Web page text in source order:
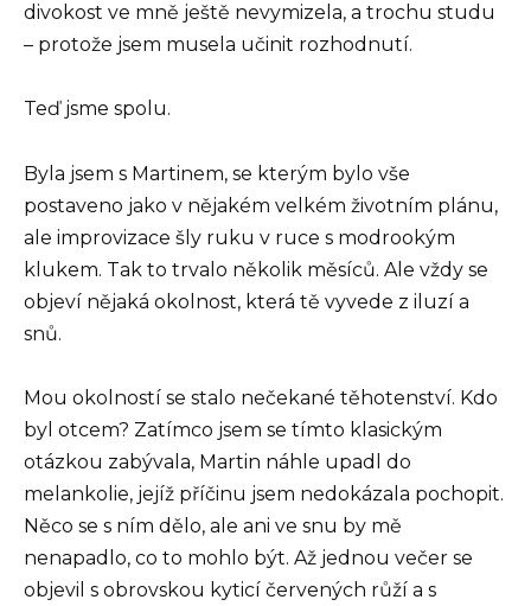
divokost ve mně ještě nevymizela, a trochu studu
– protože jsem musela učinit rozhodnutí.
Teď jsme spolu.
Byla jsem s Martinem, se kterým bylo vše
postaveno jako v nějakém velkém životním plánu,
ale improvizace šly ruku v ruce s modrookým
klukem. Tak to trvalo několik měsíců. Ale vždy se
objeví nějaká okolnost, která tě vyvede z iluzí a
snů.
Mou okolností se stalo nečekané těhotenství. Kdo
byl otcem? Zatímco jsem se tímto klasickým
otázkou zabývala, Martin náhle upadl do
melankolie, jejíž příčinu jsem nedokázala pochopit.
Něco se s ním dělo, ale ani ve snu by mě
nenapadlo, co to mohlo být. Až jednou večer se
objevil s obrovskou kyticí červených růží a s